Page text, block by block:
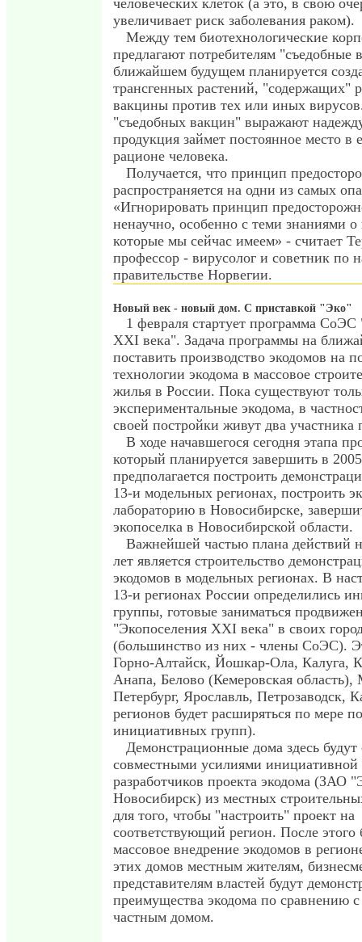
человеческих клеток (а это, в свою
увеличивает риск заболевания раком).
Между тем биотехнологические
предлагают потребителям
ближайшем будущем планируется
трансгенных растений, "содержащих"
вакцины против тех или иных
"съедобных вакцин" выражают
продукция займет постоянное место в
рационе человека.
Получается, что принцип
распространяется на одни из самых
«Игнорировать принцип
ненаучно, особенно с теми знаниями о
которые мы сейчас имеем» - считает
профессор - вирусолог и советник по
правительстве Норвегии.
Новый век - новый дом. С приставкой "Эко"
1 февраля стартует программа СоЭС
XXI века". Задача программы на
поставить производство экодомов на
технологии экодома в массовое
жилья в России. Пока существуют
экспериментальные экодома, в
своей постройки живут два участника
В ходе начавшегося сегодня этапа
который планируется завершить в
предполагается построить
13-и модельных регионах, построить
лабораторию в Новосибирске,
экопоселка в Новосибирской области.
Важнейшей частью плана действий
лет является строительство
экодомов в модельных регионах. В
13-и регионах России определились
группы, готовые заниматься
"Экопоселения XXI века" в своих
(большинство из них - члены СоЭС).
Горно-Алтайск, Йошкар-Ола, Калуга,
Анапа, Белово (Кемеровская
Петербург, Ярославль, Петрозаводск,
регионов будет расширяться по мере
инициативных групп).
Демонстрационные дома здесь будут
совместными усилиями
разработчиков проекта экодома (ЗАО
Новосибирск) из местных
для того, чтобы "настроить" проект на
соответствующий регион. После этого
массовое внедрение экодомов в
этих домов местным жителям,
представителям властей будут
преимущества экодома по сравнению
частным домом.